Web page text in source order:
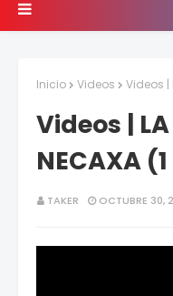
Inicio Videos Videos |
Videos | LA
NECAXA
TAKER OCTUBRE 30,